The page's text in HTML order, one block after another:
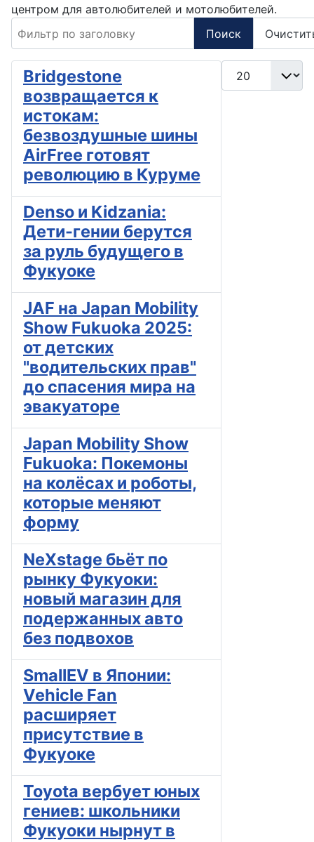
центром для автолюбителей и мотолюбителей.
Поиск
Кол-во строк:
Bridgestone
возвращается к
истокам:
безвоздушные шины
AirFree готовят
революцию в Куруме
Denso и Kidzania:
Дети-гении берутся
за руль будущего в
Фукуоке
JAF на Japan Mobility
Show Fukuoka 2025:
от детских
"водительских прав"
до спасения мира на
эвакуаторе
Japan Mobility Show
Fukuoka: Покемоны
на колёсах и роботы,
которые меняют
форму
NeXstage бьёт по
рынку Фукуоки:
новый магазин для
подержанных авто
без подвохов
SmallEV в Японии:
Vehicle Fan
расширяет
присутствие в
Фукуоке
Toyota вербует юных
гениев: школьники
Фукуоки нырнут в